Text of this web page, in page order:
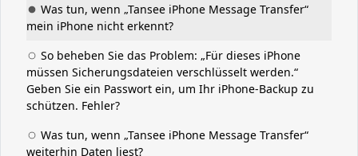
Was tun, wenn „Tansee iPhone Message Transfer“
mein iPhone nicht erkennt?
So beheben Sie das Problem: „Für dieses iPhone
müssen Sicherungsdateien verschlüsselt werden.“
Geben Sie ein Passwort ein, um Ihr iPhone-Backup zu
schützen. Fehler?
Was tun, wenn „Tansee iPhone Message Transfer“
weiterhin Daten liest?